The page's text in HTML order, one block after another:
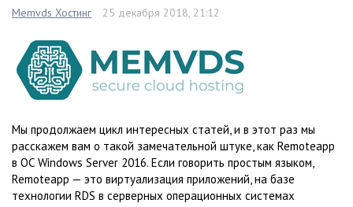
Memvds Хостинг 25 декабря 2018, 21:12
Мы продолжаем цикл интересных статей, и в этот раз мы
расскажем вам о такой замечательной штуке, как Remoteapp
в ОС Windows Server 2016. Если говорить простым языком,
Remoteapp — это виртуализация приложений, на базе
технологии RDS в серверных операционных системах